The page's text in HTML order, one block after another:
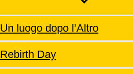
Un luogo dopo l’Altro
Rebirth Day